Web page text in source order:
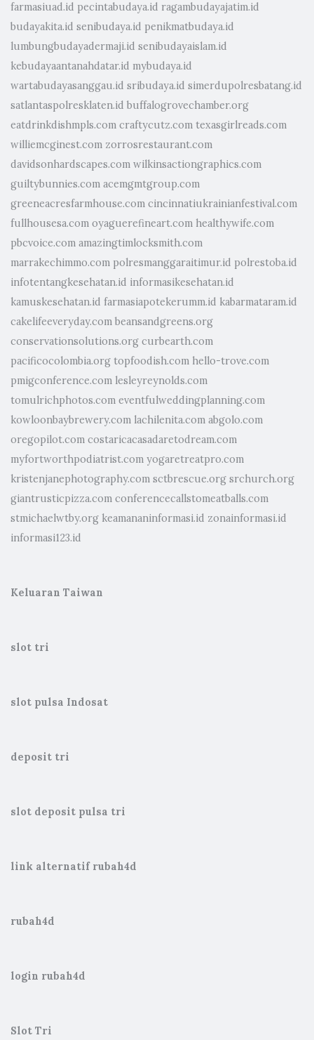
farmasiuad.id pecintabudaya.id ragambudayajatim.id
budayakita.id senibudaya.id penikmatbudaya.id
lumbungbudayadermaji.id senibudayaislam.id
kebudayaantanahdatar.id mybudaya.id
wartabudayasanggau.id sribudaya.id simerdupolresbatang.id
satlantaspolresklaten.id buffalogrovechamber.org
eatdrinkdishmpls.com craftycutz.com texasgirlreads.com
williemcginest.com zorrosrestaurant.com
davidsonhardscapes.com wilkinsactiongraphics.com
guiltybunnies.com acemgmtgroup.com
greeneacresfarmhouse.com cincinnatiukrainianfestival.com
fullhousesa.com oyaguerefineart.com healthywife.com
pbcvoice.com amazingtimlocksmith.com
marrakechimmo.com polresmanggaraitimur.id polrestoba.id
infotentangkesehatan.id informasikesehatan.id
kamuskesehatan.id farmasiapotekerumm.id kabarmataram.id
cakelifeeveryday.com beansandgreens.org
conservationsolutions.org curbearth.com
pacificocolombia.org topfoodish.com hello-trove.com
pmigconference.com lesleyreynolds.com
tomulrichphotos.com eventfulweddingplanning.com
kowloonbaybrewery.com lachilenita.com abgolo.com
oregopilot.com costaricacasadaretodream.com
myfortworthpodiatrist.com yogaretreatpro.com
kristenjanephotography.com sctbrescue.org srchurch.org
giantrusticpizza.com conferencecallstomeatballs.com
stmichaelwtby.org keamananinformasi.id zonainformasi.id
informasi123.id
Keluaran Taiwan
slot tri
slot pulsa Indosat
deposit tri
slot deposit pulsa tri
link alternatif rubah4d
rubah4d
login rubah4d
Slot Tri